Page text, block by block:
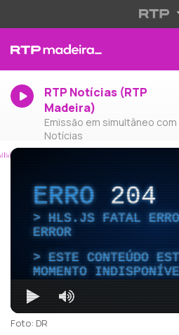
RTP Notícias (RTP
Madeira)
Emissão em simultâneo com
Notícias
ERRO204
HLS.JS FATAL
ERROR
ESTE CONTEÚDO
MOMENTO
Foto: DR